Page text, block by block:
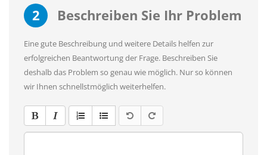
2 Beschreiben Sie Ihr Problem
Eine gute Beschreibung und weitere Details helfen zur
erfolgreichen Beantwortung der Frage. Beschreiben Sie
deshalb das Problem so genau wie möglich. Nur so können
wir Ihnen schnellstmöglich weiterhelfen.